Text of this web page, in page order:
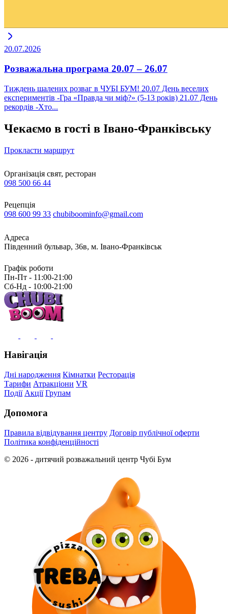
20.07.2026
Розважальна програма 20.07 – 26.07
Тиждень шалених розваг в ЧУБІ БУМ! 20.07 День веселих
експериментів -Гра «Правда чи міф?» (5-13 років) 21.07 День
рекордів -Хто...
Чекаємо в гості в Івано-Франківську
Прокласти маршрут
Організація свят, ресторан
098 500 66 44
Рецепція
098 600 99 33 chubiboominfo@gmail.com
Адреса
Південний бульвар, 36в, м. Івано-Франківськ
Графік роботи
Пн-Пт - 11:00-21:00
Сб-Нд - 10:00-21:00
Навігація
Дні народження Кімнатки Ресторація
Тарифи Атракціони VR
Події Акції Групам
Допомога
Правила відвідування центру Договір публічної оферти
Політика конфіденційності
© 2026 - дитячий розважальний центр Чубі Бум